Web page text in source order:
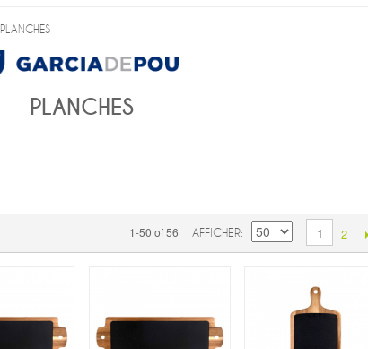
PLANCHES
PLANCHES
1-50 of 56 AFFICHER 1 2